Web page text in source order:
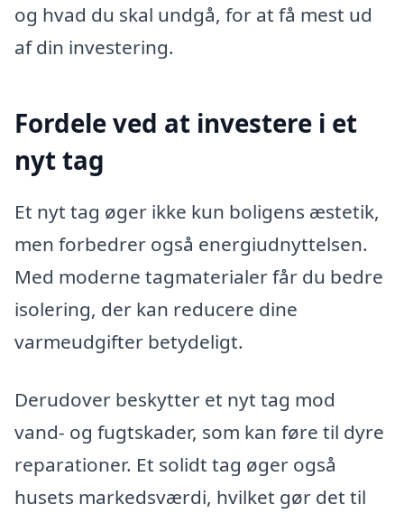
og hvad du skal undgå, for at få mest ud
af din investering.
Fordele ved at investere i et
nyt tag
Et nyt tag øger ikke kun boligens æstetik,
men forbedrer også energiudnyttelsen.
Med moderne tagmaterialer får du bedre
isolering, der kan reducere dine
varmeudgifter betydeligt.
Derudover beskytter et nyt tag mod
vand- og fugtskader, som kan føre til dyre
reparationer. Et solidt tag øger også
husets markedsværdi, hvilket gør det til